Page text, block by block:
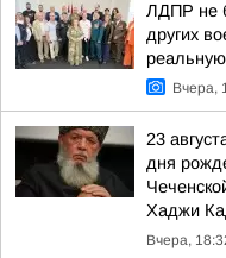
ЛДПР не
других
Вчера,
23
дня
Хаджи
Вчера,